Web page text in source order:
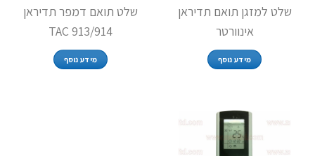
שלט למזגן תואם תדיראן
אינוורטר
מידע נוסף
שלט תואם דמפר תדיראן
TAC 913/914
מידע נוסף